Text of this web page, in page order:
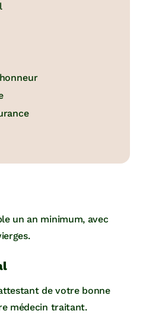
un an minimum, avec
de votre bonne
médecin traitant.